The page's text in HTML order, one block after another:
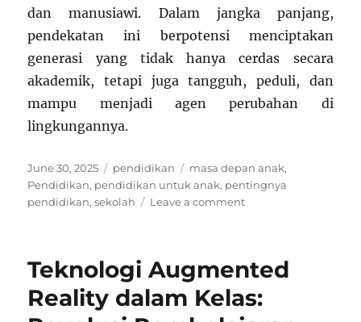
dan manusiawi. Dalam jangka panjang,
pendekatan ini berpotensi menciptakan
generasi yang tidak hanya cerdas secara
akademik, tetapi juga tangguh, peduli, dan
mampu menjadi agen perubahan di
lingkungannya.
Posted
on
June 30, 2025 Categories
pendidikan Tags
masa depan anak,
Pendidikan, pendidikan untuk anak, pentingnya
pendidikan,sekolah Leave a commenton
Ujian
Diganti
Teknologi Augmented
Reality dalam Kelas: